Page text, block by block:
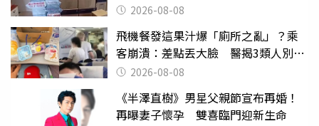
2026-08-08
飛機餐發這果汁爆「廁所之亂」？乘
客崩潰：差點丟大臉 醫揭3類人別亂
喝 2026-08-08
《半澤直樹》男星父親節宣布再婚！
再曝妻子懷孕 雙喜臨門迎新生命